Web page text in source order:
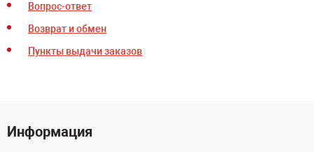
Вопрос-ответ
Возврат и обмен
Пункты выдачи заказов
Информация